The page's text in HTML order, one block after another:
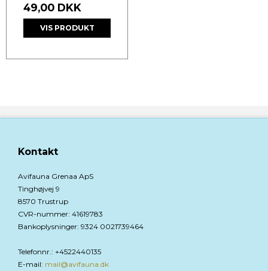
49,00 DKK
VIS PRODUKT
Kontakt
Avifauna Grenaa ApS
Tinghøjvej 9
8570 Trustrup
CVR-nummer: 41619783
Bankoplysninger: 9324 0021739464
Telefonnr.: +4522440135
E-mail: mail@avifauna.dk